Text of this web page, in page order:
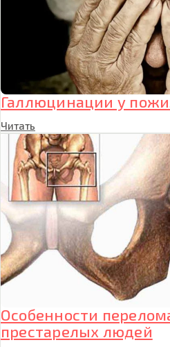
Галлюцинации у
Читать
Особенности
престарелых людей